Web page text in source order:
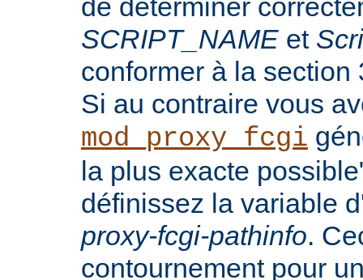
de déterminer
SCRIPT_NAME et
conformer à la
Si au contraire vous
mod_proxy_fcgi
la plus exacte
définissez la variable
proxy-fcgi-pathinfo.
contournement pour